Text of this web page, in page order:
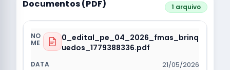
Documentos (PDF) 1 arquivo
0_edital_pe_04_2026_fmas_brinq
uedos_1779388336.pdf
21/05/2026